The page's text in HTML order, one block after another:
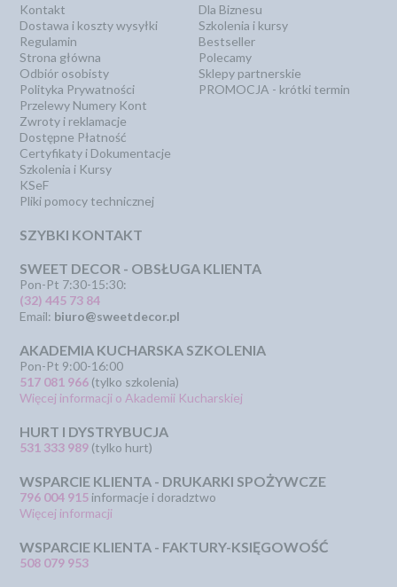
Kontakt
Dostawa i koszty wysyłki
Regulamin
Strona główna
Odbiór osobisty
Polityka Prywatności
Przelewy Numery Kont
Zwroty i reklamacje
Dostępne Płatność
Certyfikaty i Dokumentacje
Szkolenia i Kursy
KSeF
Pliki pomocy technicznej
Dla Biznesu
Szkolenia i kursy
Bestseller
Polecamy
Sklepy partnerskie
PROMOCJA - krótki termin
SZYBKI KONTAKT
SWEET DECOR - OBSŁUGA KLIENTA
Pon-Pt 7:30-15:30:
(32) 445 73 84
Email: biuro@sweetdecor.pl
AKADEMIA KUCHARSKA SZKOLENIA
Pon-Pt 9:00-16:00
517 081 966 (tylko szkolenia)
Więcej informacji o Akademii Kucharskiej
HURT I DYSTRYBUCJA
531 333 989 (tylko hurt)
WSPARCIE KLIENTA - DRUKARKI SPOŻYWCZE
796 004 915 informacje i doradztwo
Więcej informacji
WSPARCIE KLIENTA - FAKTURY-KSIĘGOWOŚĆ
508 079 953